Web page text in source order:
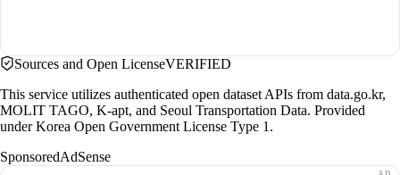
Sources and Open LicenseVERIFIED
This service utilizes authenticated open dataset APIs from data.go.kr,
MOLIT TAGO, K-apt, and Seoul Transportation Data. Provided
under Korea Open Government License Type 1.
SponsoredAdSense